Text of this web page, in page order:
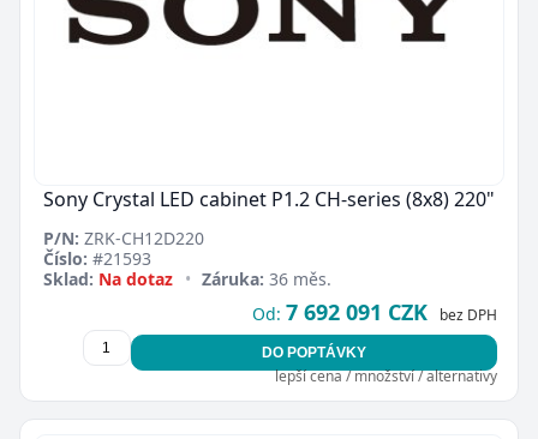
Sony Crystal LED cabinet P1.2 CH-series (8x8) 220"
P/N: ZRK-CH12D220
Číslo: #21593
Sklad: Na dotaz • Záruka: 36 měs.
Od: 7 692 091 CZK bez DPH
DO POPTÁVKY
lepší cena / množství / alternativy